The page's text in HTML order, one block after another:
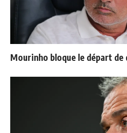
Mourinho bloque le départ de